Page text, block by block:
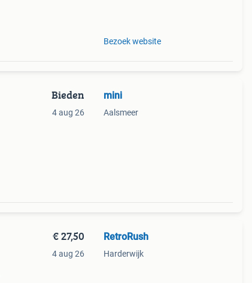
Bezoek website
Bieden
4 aug 26
mini
Aalsmeer
€ 27,50
4 aug 26
RetroRush
Harderwijk